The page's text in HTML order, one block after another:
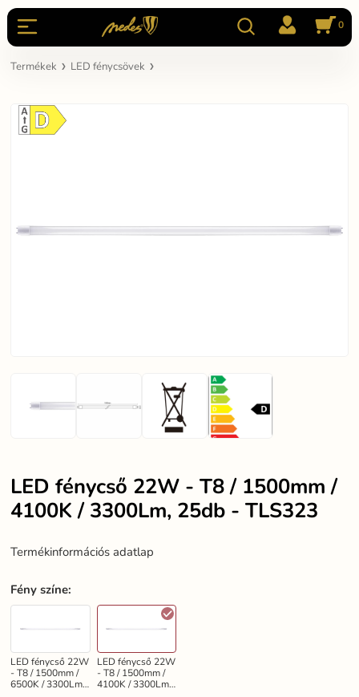
0
Termékek LED fénycsövek
LED fénycső 22W - T8 / 1500mm /
4100K / 3300Lm, 25db - TLS323
Termékinformációs adatlap
Fény színe:
LED fénycső 22W
- T8 / 1500mm /
6500K / 3300Lm,
LED fénycső 22W
- T8 / 1500mm /
4100K / 3300Lm,